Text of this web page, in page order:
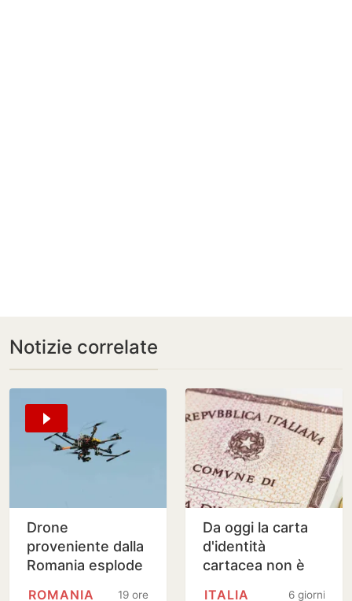
Notizie correlate
Drone
proveniente dalla
Romania esplode
19 ore
ROMANIA
Da oggi la carta
d'identità
cartacea non è
6 giorni
ITALIA